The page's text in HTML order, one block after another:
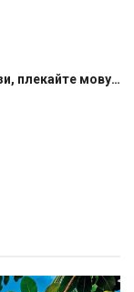
плекайте мову…